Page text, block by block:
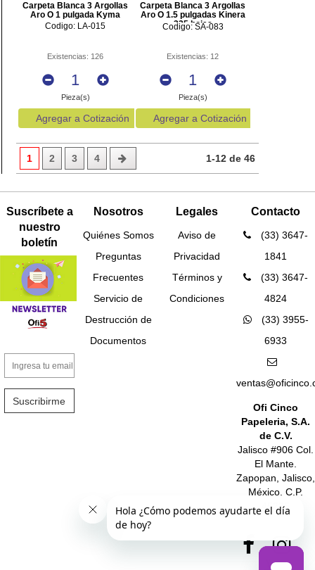
Carpeta Blanca 3 Argollas
Aro O 1 pulgada Kyma
Codigo: LA-015
Existencias: 126
Pieza(s)
Agregar a Cotización
Carpeta Blanca 3 Argollas
Aro O 1.5 pulgadas Kinera
325 hojas
Codigo: SA-083
Existencias: 12
Pieza(s)
Agregar a Cotización
1 2 3 4 1-12 de 46
Suscríbete a
nuestro
boletín
Suscribirme
Nosotros
Quiénes Somos
Preguntas
Frecuentes
Servicio de
Destrucción de
Documentos
Legales
Aviso de
Privacidad
Términos y
Condiciones
Contacto
(33) 3647-
1841
(33) 3647-
4824
(33) 3955-
6933
Ofi Cinco
Papeleria, S.A.
de C.V.
Jalisco #906 Col.
El Mante.
Zapopan, Jalisco,
México. C.P.
45235